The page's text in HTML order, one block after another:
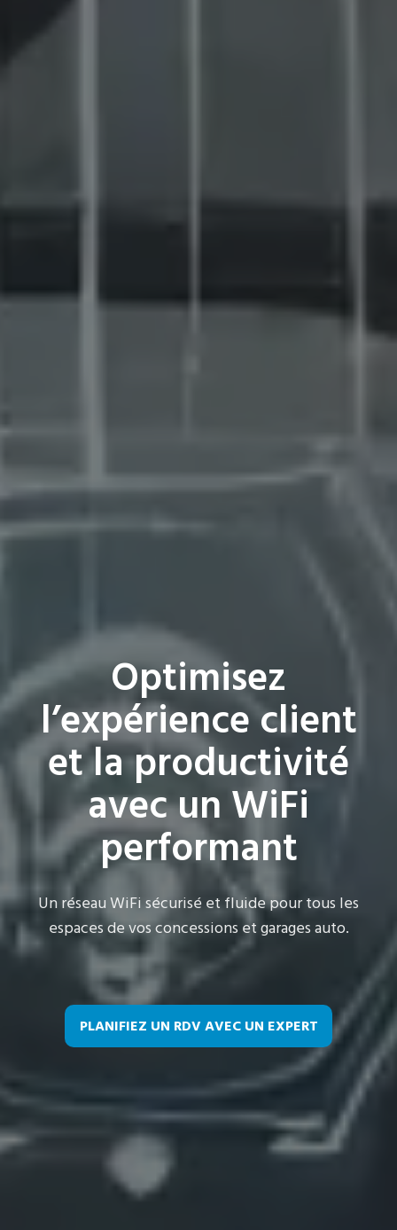
Optimisez
l’expérience client
et la productivité
avec un WiFi
performant
Un réseau WiFi sécurisé et fluide pour tous les
espaces de vos concessions et garages auto.
PLANIFIEZ UN RDV AVEC UN EXPERT